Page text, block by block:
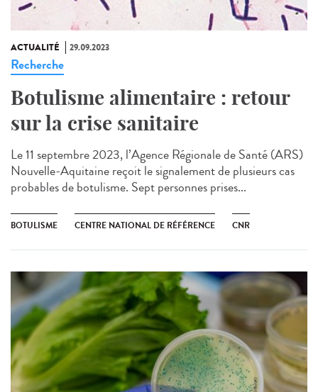
ACTUALITÉ 29.09.2023
Recherche
Botulisme alimentaire : retour
sur la crise sanitaire
Le 11 septembre 2023, l’Agence Régionale de Santé (ARS)
Nouvelle-Aquitaine reçoit le signalement de plusieurs cas
probables de botulisme. Sept personnes prises...
BOTULISME CENTRE NATIONAL DE RÉFÉRENCE CNR